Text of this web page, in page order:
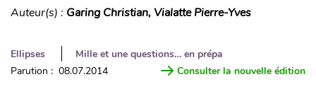
Auteur(s) : Garing Christian, Vialatte Pierre-Yves
Ellipses
Mille et une questions… en prépa
Parution : 08.07.2014
Consulter la nouvelle édition